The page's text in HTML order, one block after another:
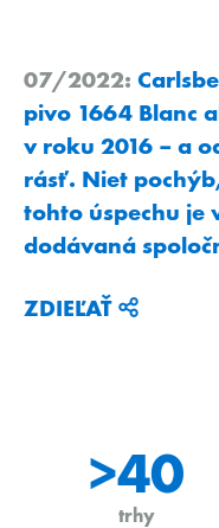
07/2022:
pivo 1664 Blanc
v roku 2016 – a
rásť. Niet
tohto úspechu je
dodávaná
ZDIEĽAŤ
>40
trhy